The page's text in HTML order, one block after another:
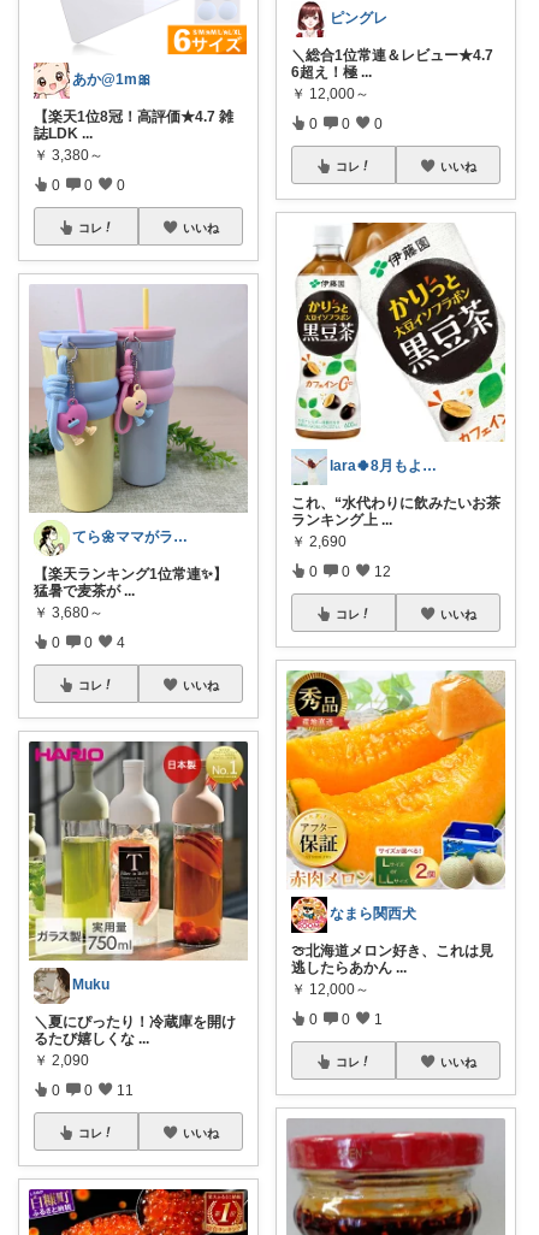
あか@1m🎀
【楽天1位8冠！高評価★4.7 雑
誌LDK ...
￥ 3,380～
0 0 0
コレ いいね
てら🌼ママがラクする便利アイテム
【楽天ランキング1位常連✨】
猛暑で麦茶が ...
￥ 3,680～
0 0 4
コレ いいね
Muku
＼夏にぴったり！冷蔵庫を開け
るたび嬉しくな ...
￥ 2,090
0 0 11
コレ いいね
ピングレ
＼総合1位常連＆レビュー★4.7
6超え！極 ...
￥ 12,000～
0 0 0
コレ いいね
lara🍀8月もよろしく😊✨
これ、“水代わりに飲みたいお茶
ランキング上 ...
￥ 2,690
0 0 12
コレ いいね
なまら関西犬
🍈北海道メロン好き、これは見
逃したらあかん ...
￥ 12,000～
0 0 1
コレ いいね